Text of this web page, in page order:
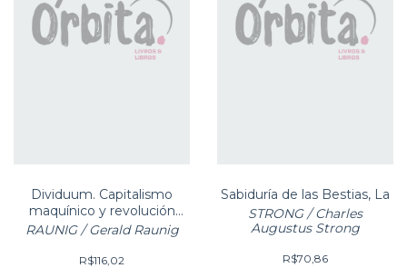
Dividuum. Capitalismo
maquínico y revolución
molecular
RAUNIG / Gerald Raunig
R$116,02
Sabiduría de las Bestias, La
STRONG / Charles
Augustus Strong
R$70,86